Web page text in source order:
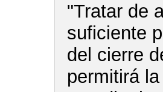
"Tratar de
suficiente
del cierre
permitirá